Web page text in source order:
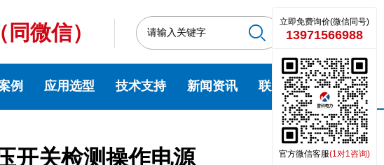
同微信）
例 应用选型 技术支持 新闻资讯 联系我们
开关检测操作电源
立即免费询价(微信同号)
13971566988
官方微信客服(1对1咨询)